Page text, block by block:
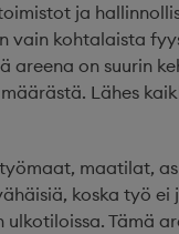
ja
vain kohtalaista
areena on suurin
Lähes
maatilat,
koska työ ei
Tämä